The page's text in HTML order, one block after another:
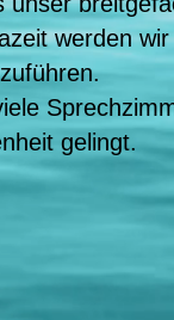
werden
gelingt.